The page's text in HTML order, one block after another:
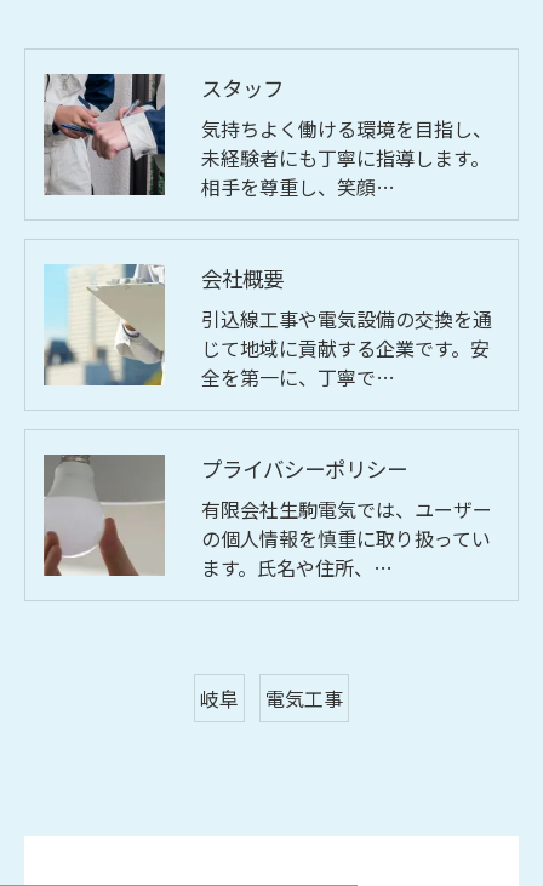
スタッフ
気持ちよく働ける環境を目指し、
未経験者にも丁寧に指導します。
相手を尊重し、笑顔…
会社概要
引込線工事や電気設備の交換を通
じて地域に貢献する企業です。安
全を第一に、丁寧で…
プライバシーポリシー
有限会社生駒電気では、ユーザー
の個人情報を慎重に取り扱ってい
ます。氏名や住所、…
岐阜 電気工事